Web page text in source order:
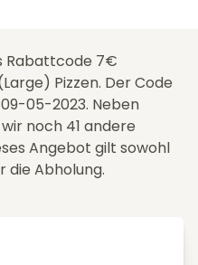
Rabattcode 7€
Pizzen. Der Code
05-2023. Neben
noch 41 andere
Angebot gilt sowohl
die Abholung.